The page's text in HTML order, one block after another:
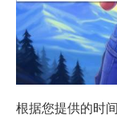
根据您提供的时